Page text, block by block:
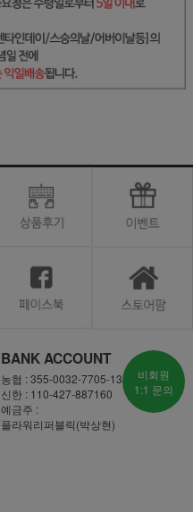
BANK ACCOUNT
농협 : 355-0032-7705-13
신한 : 110-427-887160
예금주 :
플라워리퍼블릭(박상현)
비회원
1:1 문의